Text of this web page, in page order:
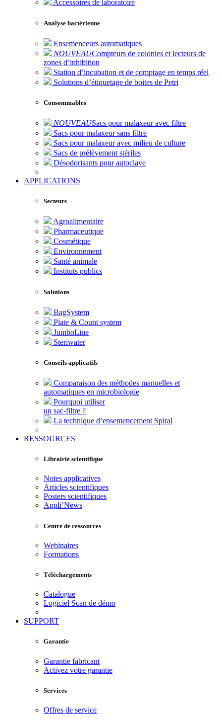
Accessoires de laboratoire
Analyse bactérienne
Ensemenceurs automatiques
NOUVEAUCompteurs de colonies et lecteurs de
zones d’inhibition
Station d’incubation et de comptage en temps réel
Solutions d’étiquetage de boites de Petri
Consommables
NOUVEAUSacs pour malaxeur avec filtre
Sacs pour malaxeur sans filtre
Sacs pour malaxeur avec milieu de culture
Sacs de prélèvement stériles
Désodorisants pour autoclave
APPLICATIONS
Secteurs
Agroalimentaire
Pharmaceutique
Cosmétique
Environnement
Santé animale
Instituts publics
Solutions
BagSystem
Plate & Count system
JumboLine
Steriwater
Conseils applicatifs
Comparaison des méthodes manuelles et
automatiques en microbiologie
Pourquoi utiliser
un sac-filtre ?
La technique d’ensemencement Spiral
RESSOURCES
Librairie scientifique
Notes applicatives
Articles scientifiques
Posters scientifiques
Appli’News
Centre de ressources
Webinaires
Formations
Téléchargements
Catalogue
Logiciel Scan de démo
SUPPORT
Garantie
Garantie fabricant
Activez votre garantie
Services
Offres de service